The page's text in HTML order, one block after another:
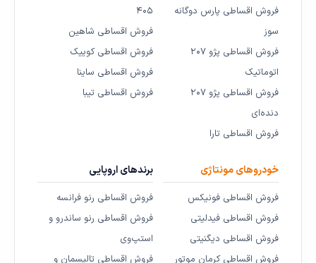
فروش اقساطی پارس دوگانه
سوز
فروش اقساطی پژو ۲۰۷
اتوماتیک
فروش اقساطی پژو ۲۰۷
دنده‌ای
فروش اقساطی تارا
۴۰۵
فروش اقساطی شاهین
فروش اقساطی کوییک
فروش اقساطی ساینا
فروش اقساطی تیبا
خودروهای مونتاژی
فروش اقساطی فونیکس
فروش اقساطی فیدلیتی
فروش اقساطی دیگنیتی
فروش اقساطی کرمان موتور
برندهای اروپایی
فروش اقساطی رنو فرانسه
فروش اقساطی رنو ساندرو و
استپ‌وی
فروش اقساطی تالیسمان و